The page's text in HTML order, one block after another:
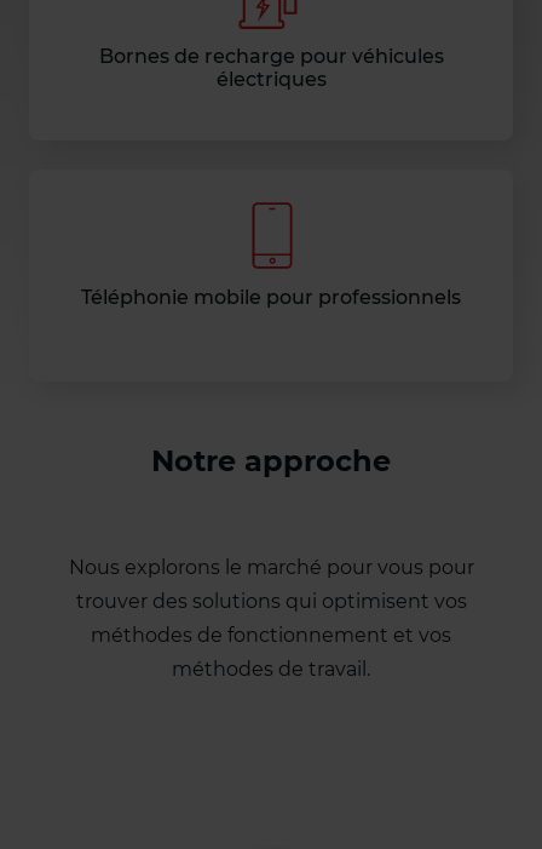
Bornes de recharge pour véhicules
électriques
Téléphonie mobile pour professionnels
Notre approche
Nous explorons le marché pour vous pour
trouver des solutions qui optimisent vos
méthodes de fonctionnement et vos
méthodes de travail.